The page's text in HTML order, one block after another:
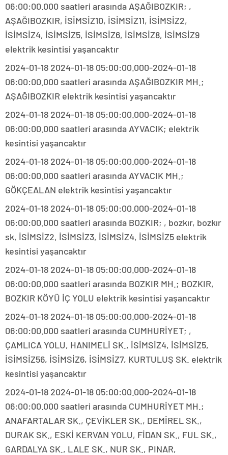
06:00:00.000 saatleri arasında AŞAĞIBOZKIR; ,
AŞAĞIBOZKIR, İSİMSİZ10, İSİMSİZ11, İSİMSİZ2,
İSİMSİZ4, İSİMSİZ5, İSİMSİZ6, İSİMSİZ8, İSİMSİZ9
elektrik kesintisi yaşancaktır
2024-01-18 2024-01-18 05:00:00.000-2024-01-18
06:00:00.000 saatleri arasında AŞAĞIBOZKIR MH.;
AŞAĞIBOZKIR elektrik kesintisi yaşancaktır
2024-01-18 2024-01-18 05:00:00.000-2024-01-18
06:00:00.000 saatleri arasında AYVACIK; elektrik
kesintisi yaşancaktır
2024-01-18 2024-01-18 05:00:00.000-2024-01-18
06:00:00.000 saatleri arasında AYVACIK MH.;
GÖKÇEALAN elektrik kesintisi yaşancaktır
2024-01-18 2024-01-18 05:00:00.000-2024-01-18
06:00:00.000 saatleri arasında BOZKIR; , bozkır, bozkır
sk, İSİMSİZ2, İSİMSİZ3, İSİMSİZ4, İSİMSİZ5 elektrik
kesintisi yaşancaktır
2024-01-18 2024-01-18 05:00:00.000-2024-01-18
06:00:00.000 saatleri arasında BOZKIR MH.; BOZKIR,
BOZKIR KÖYÜ İÇ YOLU elektrik kesintisi yaşancaktır
2024-01-18 2024-01-18 05:00:00.000-2024-01-18
06:00:00.000 saatleri arasında CUMHURİYET; ,
ÇAMLICA YOLU, HANIMELİ SK., İSİMSİZ4, İSİMSİZ5,
İSİMSİZ56, İSİMSİZ6, İSİMSİZ7, KURTULUŞ SK. elektrik
kesintisi yaşancaktır
2024-01-18 2024-01-18 05:00:00.000-2024-01-18
06:00:00.000 saatleri arasında CUMHURİYET MH.;
ANAFARTALAR SK., ÇEVİKLER SK., DEMİREL SK.,
DURAK SK., ESKİ KERVAN YOLU, FİDAN SK., FUL SK.,
GARDALYA SK., LALE SK., NUR SK., PINAR,